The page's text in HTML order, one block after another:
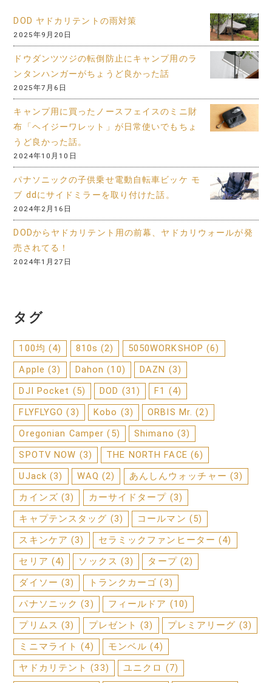
DOD ヤドカリテントの雨対策
2025年9月20日
ドウダンツツジの転倒防止にキャンプ用のラ
ンタンハンガーがちょうど良かった話
2025年7月6日
キャンプ用に買ったノースフェイスのミニ財
布「ヘイジーワレット」が日常使いでもちょ
うど良かった話。
2024年10月10日
パナソニックの子供乗せ電動自転車ビッケ モ
ブ ddにサイドミラーを取り付けた話。
2024年2月16日
DODからヤドカリテント用の前幕、ヤドカリウォールが発
売されてる！
2024年1月27日
タグ
100均 (4) 810s (2) 5050WORKSHOP (6)
Apple (3) Dahon (10) DAZN (3)
DJI Pocket (5) DOD (31) F1 (4)
FLYFLYGO (3) Kobo (3) ORBIS Mr. (2)
Oregonian Camper (5) Shimano (3)
SPOTV NOW (3) THE NORTH FACE (6)
UJack (3) WAQ (2) あんしんウォッチャー (3)
カインズ (3) カーサイドタープ (3)
キャプテンスタッグ (3) コールマン (5)
スキンケア (3) セラミックファンヒーター (4)
セリア (4) ソックス (3) タープ(2)
ダイソー (3) トランクカーゴ (3)
パナソニック (3) フィールドア (10)
プリムス (3) プレゼント (3) プレミアリーグ (3)
ミニマライト (4) モンベル (4)
ヤドカリテント (33) ユニクロ (7)